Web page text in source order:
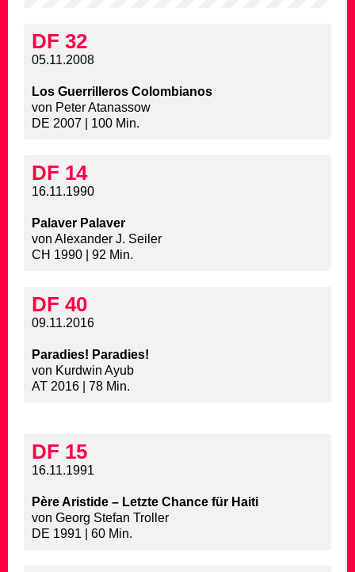
DF 32
05.11.2008
Los Guerrilleros Colombianos
von Peter Atanassow
DE 2007 | 100 Min.
DF 14
16.11.1990
Palaver Palaver
von Alexander J. Seiler
CH 1990 | 92 Min.
DF 40
09.11.2016
Paradies! Paradies!
von Kurdwin Ayub
AT 2016 | 78 Min.
DF 15
16.11.1991
Père Aristide – Letzte Chance für Haiti
von Georg Stefan Troller
DE 1991 | 60 Min.